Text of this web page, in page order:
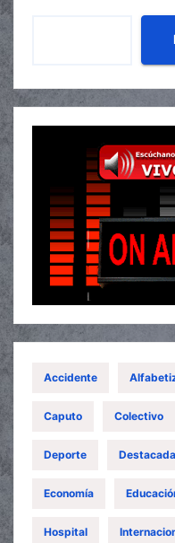
Accidente
Caputo Colectivo
Deporte
Economía
Hospital